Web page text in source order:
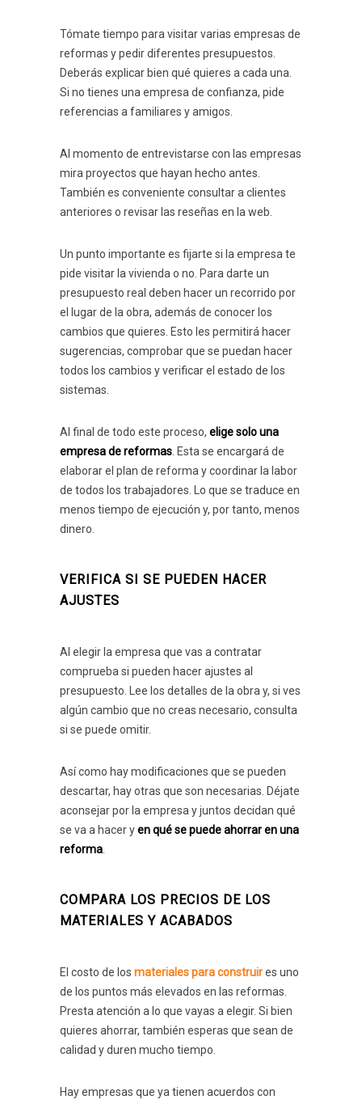
Tómate tiempo para visitar varias empresas de
reformas y pedir diferentes presupuestos.
Deberás explicar bien qué quieres a cada una.
Si no tienes una empresa de confianza, pide
referencias a familiares y amigos.
Al momento de entrevistarse con las empresas
mira proyectos que hayan hecho antes.
También es conveniente consultar a clientes
anteriores o revisar las reseñas en la web.
Un punto importante es fijarte si la empresa te
pide visitar la vivienda o no. Para darte un
presupuesto real deben hacer un recorrido por
el lugar de la obra, además de conocer los
cambios que quieres. Esto les permitirá hacer
sugerencias, comprobar que se puedan hacer
todos los cambios y verificar el estado de los
sistemas.
Al final de todo este proceso, elige solo una
empresa de reformas. Esta se encargará de
elaborar el plan de reforma y coordinar la labor
de todos los trabajadores. Lo que se traduce en
menos tiempo de ejecución y, por tanto, menos
dinero.
VERIFICA SI SE PUEDEN HACER
AJUSTES
Al elegir la empresa que vas a contratar
comprueba si pueden hacer ajustes al
presupuesto. Lee los detalles de la obra y, si ves
algún cambio que no creas necesario, consulta
si se puede omitir.
Así como hay modificaciones que se pueden
descartar, hay otras que son necesarias. Déjate
aconsejar por la empresa y juntos decidan qué
se va a hacer yen qué se puede ahorrar en una
reforma.
COMPARA LOS PRECIOS DE LOS
MATERIALES Y ACABADOS
El costo de los materiales para construires uno
de los puntos más elevados en las reformas.
Presta atención a lo que vayas a elegir. Si bien
quieres ahorrar, también esperas que sean de
calidad y duren mucho tiempo.
Hay empresas que ya tienen acuerdos con